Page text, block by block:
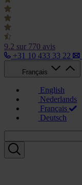
9.2 sur 770 avis
+31 10 433 33 22
Français
English
Nederlands
Français
Deutsch